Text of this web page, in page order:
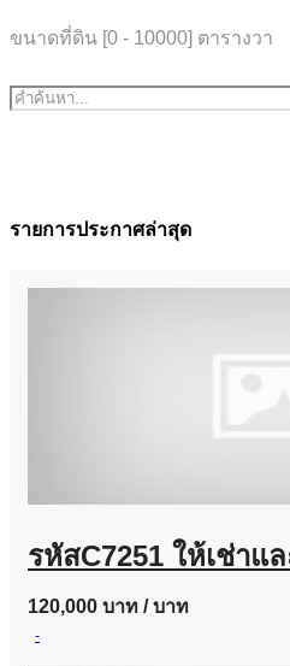
ขนาดที่ดิน [0 - 10000] ตารางวา
รายการประกาศล่าสุด
120,000 บาท / บาท
-